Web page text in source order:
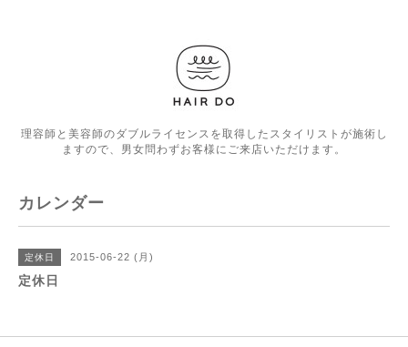
理容師と美容師のダブルライセンスを取得したスタイリストが施術し
ますので、男女問わずお客様にご来店いただけます。
カレンダー
定休日 2015-06-22 (月)
定休日